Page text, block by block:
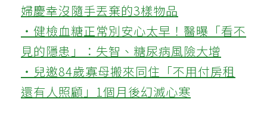
婦慶幸沒隨手丟棄的3樣物品
‧健檢血糖正常別安心太早！醫曝「看不
見的隱患」：失智、糖尿病風險大增
‧兒邀84歲寡母搬來同住「不用付房租
還有人照顧」1個月後幻滅心寒